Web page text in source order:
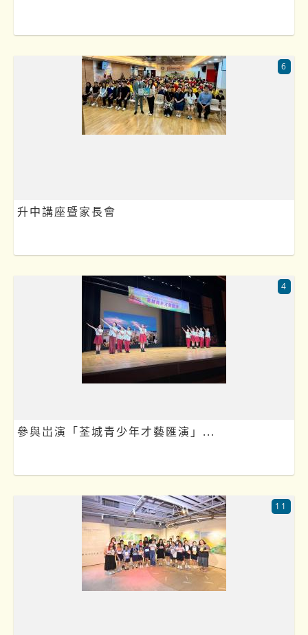
升中講座暨家長會
6
參與岀演「荃城青少年才藝匯演」...
4
11